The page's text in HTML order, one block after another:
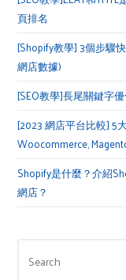
頁排名
[Shopify教學] 3個步驟
網店數據)
[SEO教學]長尾關鍵字
[2023 網店平台比較] 5
Woocommerce,
Shopify是什麼？介紹
網店？